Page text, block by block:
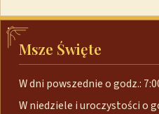
Msze Święte
W dni powszednie o godz.:
W niedziele i uroczystości o